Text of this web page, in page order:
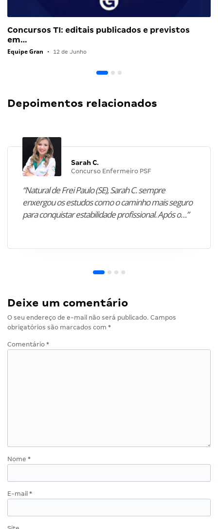
Concursos TI: editais publicados e previstos
em…
Equipe Gran • 12 de Junho
Depoimentos relacionados
Sarah C.
Concurso Enfermeiro PSF
“Natural de Frei Paulo (SE), Sarah C. sempre
enxergou os estudos como o caminho mais seguro
para conquistar estabilidade profissional. Após o…”
Deixe um comentário
O seu endereço de e-mail não será publicado. Campos
obrigatórios são marcados com *
Comentário *
Nome *
E-mail *